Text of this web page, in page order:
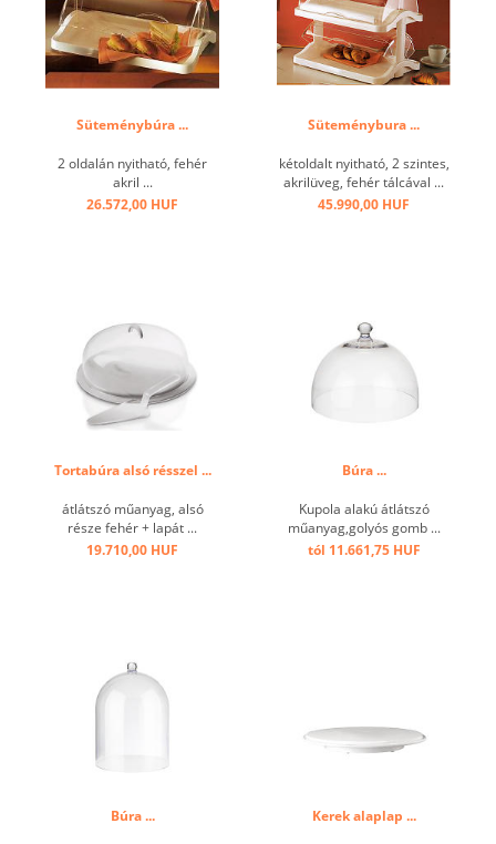
Süteménybúra ...
2 oldalán nyitható, fehér
akril ...
26.572,00 HUF
Süteménybura ...
kétoldalt nyitható, 2 szintes,
akrilüveg, fehér tálcával ...
45.990,00 HUF
Tortabúra alsó résszel ...
átlátszó műanyag, alsó
része fehér + lapát ...
19.710,00 HUF
Búra ...
Kupola alakú átlátszó
műanyag,golyós gomb ...
tól 11.661,75 HUF
Búra ... Kerek alaplap ...